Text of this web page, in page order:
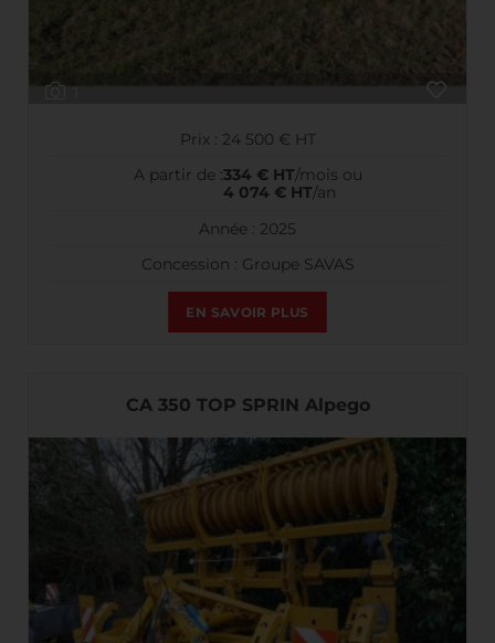
1
Prix : 24 500 € HT
A partir de :334 € HT/mois ou
4 074 € HT/an
Année : 2025
Concession : Groupe SAVAS
EN SAVOIR PLUS
CA 350 TOP SPRIN Alpego